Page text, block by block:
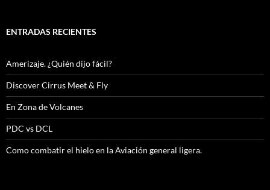
ENTRADAS RECIENTES
Amerizaje. ¿Quién dijo fácil?
Discover Cirrus Meet & Fly
En Zona de Volcanes
PDC vs DCL
Como combatir el hielo en la Aviación general ligera.